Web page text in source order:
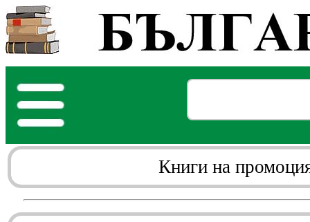
Книги на